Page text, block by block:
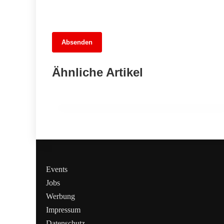
Absenden
Ähnliche Artikel
MuseumsMeileMitte: Berlins neues
kulturelles Herz schlägt am
Events
Jobs
Werbung
Impressum